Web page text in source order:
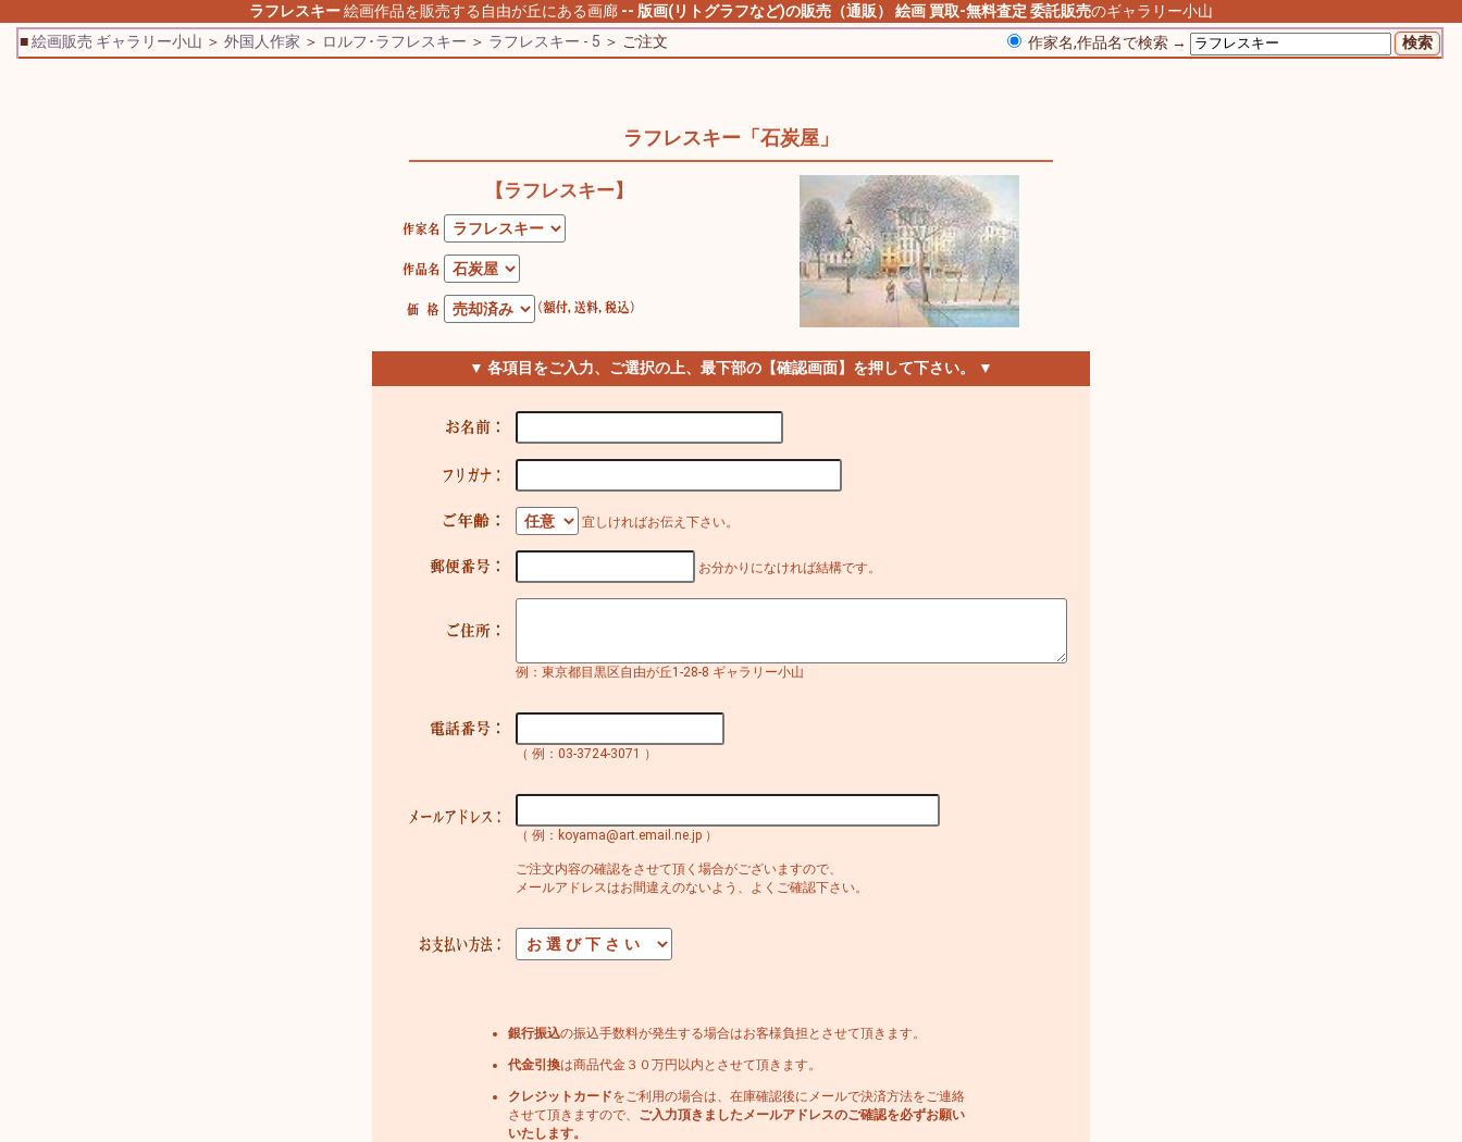
ラフレスキー絵画作品を販売する自由が丘にある画廊 -- 版画(リトグラフなど)の販売（通販） 絵画 買取-無料査定 委託販売のギャラリー小山
■絵画販売 ギャラリー小山 ＞ 外国人作家 ＞ ロルフ･ラフレスキー ＞ ラフレスキー - 5 ＞ ご注文 作家名,作品名で検索 →
ラフレスキー「石炭屋」
【ラフレスキー】
▼ 各項目をご入力、ご選択の上、最下部の【確認画面】を押して下さい。 ▼
宜しければお伝え下さい。
お分かりになければ結構です。
例：東京都目黒区自由が丘1-28-8 ギャラリー小山
（ 例：03-3724-3071 ）
（ 例：koyama@art.email.ne.jp ）
ご注文内容の確認をさせて頂く場合がございますので、
メールアドレスはお間違えのないよう、よくご確認下さい。
銀行振込の振込手数料が発生する場合はお客様負担とさせて頂きます。
代金引換は商品代金３０万円以内とさせて頂きます。
クレジットカードをご利用の場合は、在庫確認後にメールで決済方法をご連絡
させて頂きますので、 ご入力頂きましたメールアドレスのご確認を必ずお願い
いたします。